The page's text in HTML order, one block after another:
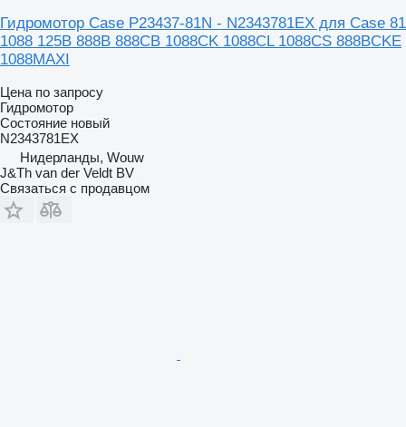
Гидромотор Case P23437-81N - N2343781EX для Case 81
1088 125B 888B 888CB 1088CK 1088CL 1088CS 888BCKE
1088MAXI
Цена по запросу
Гидромотор
Состояние новый
N2343781EX
Нидерланды, Wouw
J&Th van der Veldt BV
Связаться с продавцом